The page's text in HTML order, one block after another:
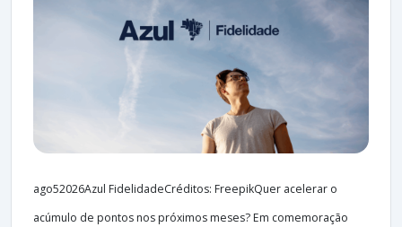
ago52026Azul FidelidadeCréditos: FreepikQuer acelerar o
acúmulo de pontos nos próximos meses? Em comemoração